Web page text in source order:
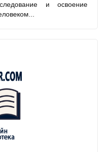
и освоение